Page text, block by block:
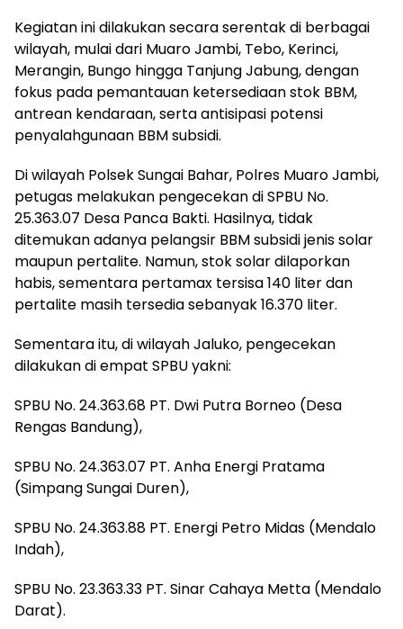
Kegiatan ini dilakukan secara serentak di berbagai
wilayah, mulai dari Muaro Jambi, Tebo, Kerinci,
Merangin, Bungo hingga Tanjung Jabung, dengan
fokus pada pemantauan ketersediaan stok BBM,
antrean kendaraan, serta antisipasi potensi
penyalahgunaan BBM subsidi.
Di wilayah Polsek Sungai Bahar, Polres Muaro Jambi,
petugas melakukan pengecekan di SPBU No.
25.363.07 Desa Panca Bakti. Hasilnya, tidak
ditemukan adanya pelangsir BBM subsidi jenis solar
maupun pertalite. Namun, stok solar dilaporkan
habis, sementara pertamax tersisa 140 liter dan
pertalite masih tersedia sebanyak 16.370 liter.
Sementara itu, di wilayah Jaluko, pengecekan
dilakukan di empat SPBU yakni:
SPBU No. 24.363.68 PT. Dwi Putra Borneo (Desa
Rengas Bandung),
SPBU No. 24.363.07 PT. Anha Energi Pratama
(Simpang Sungai Duren),
SPBU No. 24.363.88 PT. Energi Petro Midas (Mendalo
Indah),
SPBU No. 23.363.33 PT. Sinar Cahaya Metta (Mendalo
Darat).